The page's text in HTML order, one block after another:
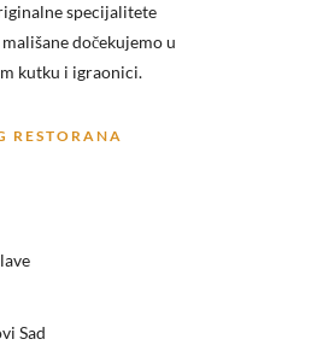
specijalitete
dočekujemo u
kutku i igraonici.
RESTORANA
Sad